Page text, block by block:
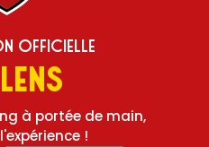
Officielle
à portée de main,
!